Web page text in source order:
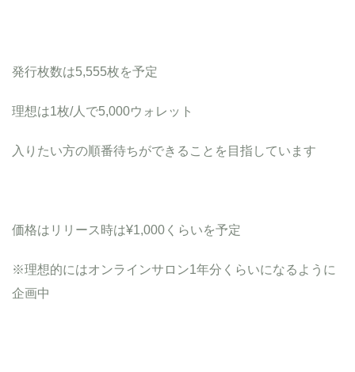
発行枚数は5,555枚を予定
理想は1枚/人で5,000ウォレット
入りたい方の順番待ちができることを目指しています
価格はリリース時は¥1,000くらいを予定
※理想的にはオンラインサロン1年分くらいになるように
企画中